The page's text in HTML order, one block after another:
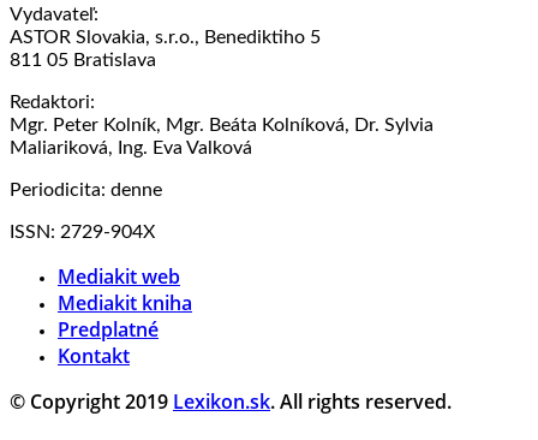
Vydavateľ:
ASTOR Slovakia, s.r.o., Benediktiho 5
811 05 Bratislava
Redaktori:
Mgr. Peter Kolník, Mgr. Beáta Kolníková, Dr. Sylvia
Maliariková, Ing. Eva Valková
Periodicita: denne
ISSN: 2729-904X
Mediakit web
Mediakit kniha
Predplatné
Kontakt
© Copyright 2019 Lexikon.sk. All rights reserved.